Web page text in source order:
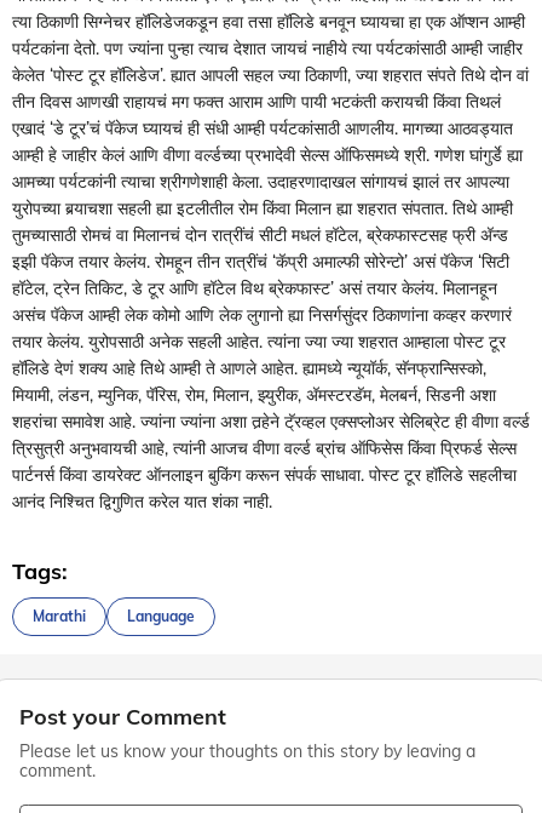
त्या ठिकाणी सिग्नेचर हॉलिडेजकडून हवा तसा हॉलिडे बनवून घ्यायचा हा एक ऑप्शन आम्ही
पर्यटकांना देतो. पण ज्यांना पुन्हा त्याच देशात जायचं नाहीये त्या पर्यटकांसाठी आम्ही जाहीर
केलेत ‘पोस्ट टूर हॉलिडेज’. ह्यात आपली सहल ज्या ठिकाणी, ज्या शहरात संपते तिथे दोन वां
तीन दिवस आणखी राहायचं मग फक्त आराम आणि पायी भटकंती करायची किंवा तिथलं
एखादं ‘डे टूर’चं पॅकेज घ्यायचं ही संधी आम्ही पर्यटकांसाठी आणलीय. मागच्या आठवड्यात
आम्ही हे जाहीर केलं आणि वीणा वर्ल्डच्या प्रभादेवी सेल्स ऑफिसमध्ये श्री. गणेश घांगुर्डे ह्या
आमच्या पर्यटकांनी त्याचा श्रीगणेशाही केला. उदाहरणादाखल सांगायचं झालं तर आपल्या
युरोपच्या बर्‍याचशा सहली ह्या इटलीतील रोम किंवा मिलान ह्या शहरात संपतात. तिथे आम्ही
तुमच्यासाठी रोमचं वा मिलानचं दोन रात्रींचं सीटी मधलं हॉटेल, ब्रेकफास्टसह फ्री अ‍ॅन्ड
इझी पॅकेज तयार केलंय. रोमहून तीन रात्रींचं ‘कॅप्री अमाल्फी सोरेन्टो’ असं पॅकेज ‘सिटी
हॉटेल, ट्रेन तिकिट, डे टूर आणि हॉटेल विथ ब्रेकफास्ट’ असं तयार केलंय. मिलानहून
असंच पॅकेज आम्ही लेक कोमो आणि लेक लुगानो ह्या निसर्गसुंदर ठिकाणांना कव्हर करणारं
तयार केलंय. युरोपसाठी अनेक सहली आहेत. त्यांना ज्या ज्या शहरात आम्हाला पोस्ट टूर
हॉलिडे देणं शक्य आहे तिथे आम्ही ते आणले आहेत. ह्यामध्ये न्यूयॉर्क, सॅनफ्रान्सिस्को,
मियामी, लंडन, म्युनिक, पॅरिस, रोम, मिलान, झ्युरीक, अ‍ॅमस्टरडॅम, मेलबर्न, सिडनी अशा
शहरांचा समावेश आहे. ज्यांना ज्यांना अशा तर्‍हेने टॅ्रव्हल एक्सप्लोअर सेलिब्रेट ही वीणा वर्ल्ड
त्रिसुत्री अनुभवायची आहे, त्यांनी आजच वीणा वर्ल्ड ब्रांच ऑफिसेस किंवा प्रिफर्ड सेल्स
पार्टनर्स किंवा डायरेक्ट ऑनलाइन बुकिंग करून संपर्क साधावा. पोस्ट टूर हॉलिडे सहलीचा
आनंद निश्‍चित द्विगुणित करेल यात शंका नाही.
Tags:
Marathi Language
Post your Comment
Please let us know your thoughts on this story by leaving a
comment.